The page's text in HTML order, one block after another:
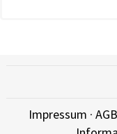
Impressum · AGB